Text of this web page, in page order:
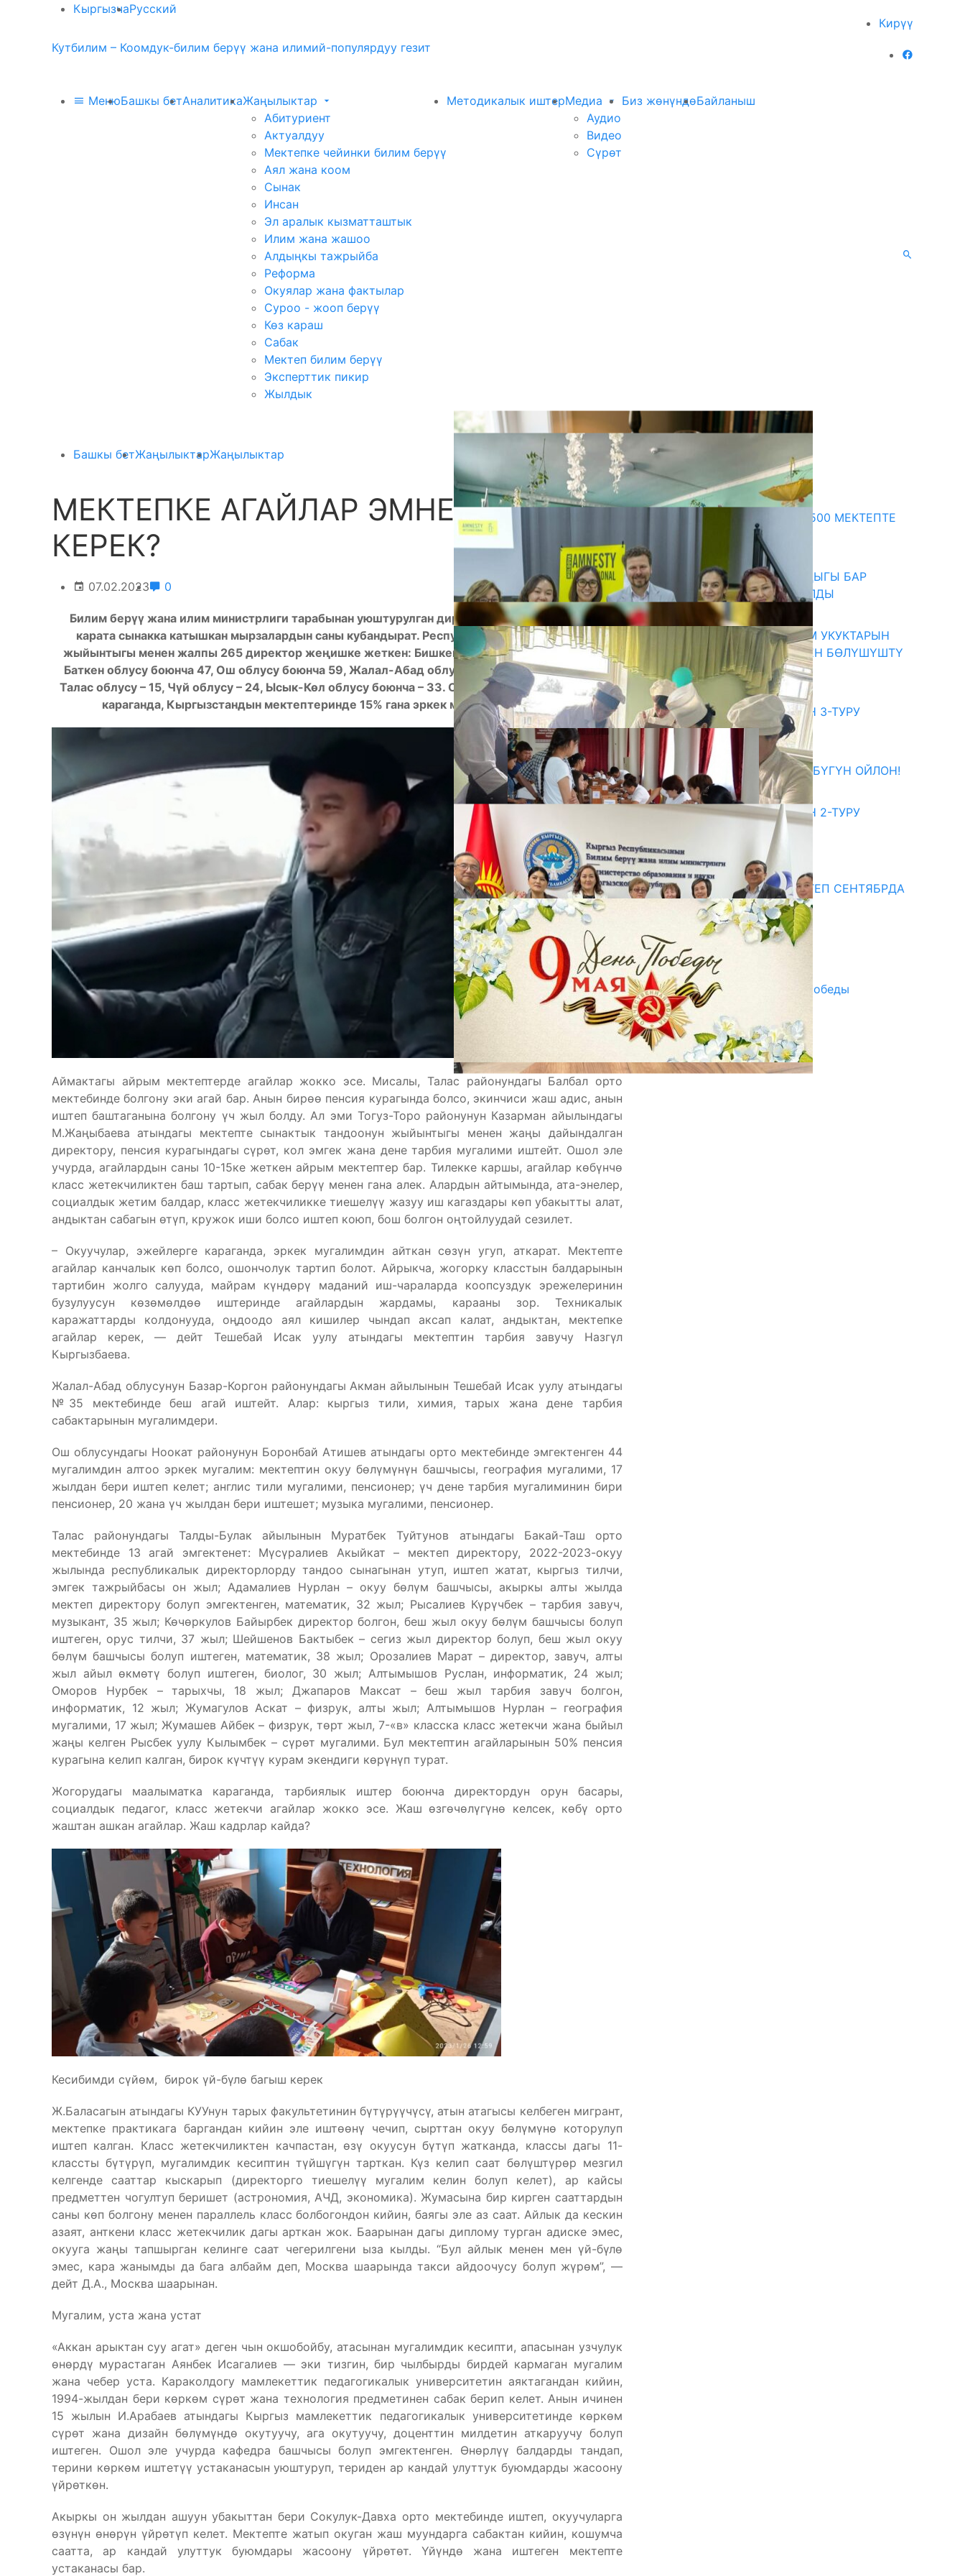
КыргызчаРусский
Кирүү
Кутбилим – Коомдук-билим берүү жана илимий-популярдуу гезит
МенюБашкы бетАналитикаЖаңылыктар
Абитуриент
Актуалдуу
Мектепке чейинки билим берүү
Аял жана коом
Сынак
Инсан
Эл аралык кызматташтык
Илим жана жашоо
Алдыңкы тажрыйба
Реформа
Окуялар жана фактылар
Суроо - жооп берүү
Көз караш
Сабак
Мектеп билим берүү
Эксперттик пикир
Жылдык
Методикалык иштерМедиа
Аудио
Видео
Сүрөт
Биз жөнүндөБайланыш
Башкы бетЖаңылыктарЖаңылыктар
МЕКТЕПКЕ АГАЙЛАР ЭМНЕ ҮЧҮН
КЕРЕК?
07.02.2023 0
Билим берүү жана илим министрлиги тарабынан уюштурулган директорлук бош орундарга
карата сынакка катышкан мырзалардын саны кубандырат. Республика боюнча сынактын
жыйынтыгы менен жалпы 265 директор жеңишке жеткен: Бишкек шаары – 11, Ош шаары – 1,
Баткен облусу боюнча 47, Ош облусу боюнча 59, Жалал-Абад облусу – 54, Нарын облусу – 21,
Талас облусу – 15, Чүй облусу – 24, Ысык-Көл облусу боюнча – 33. Статистикалык маалыматка
караганда, Кыргызстандын мектептеринде 15% гана эркек мугалим эмгектенет.
Аймактагы айрым мектептерде агайлар жокко эсе. Мисалы, Талас районундагы Балбал орто
мектебинде болгону эки агай бар. Анын бирөө пенсия курагында болсо, экинчиси жаш адис, анын
иштеп баштаганына болгону үч жыл болду. Ал эми Тогуз-Торо районунун Казарман айылындагы
М.Жаңыбаева атындагы мектепте сынактык тандоонун жыйынтыгы менен жаңы дайындалган
директору, пенсия курагындагы сүрөт, кол эмгек жана дене тарбия мугалими иштейт. Ошол эле
учурда, агайлардын саны 10-15ке жеткен айрым мектептер бар. Тилекке каршы, агайлар көбүнчө
класс жетекчиликтен баш тартып, сабак берүү менен гана алек. Алардын айтымында, ата-энелер,
социалдык жетим балдар, класс жетекчиликке тиешелүү жазуу иш кагаздары көп убакытты алат,
андыктан сабагын өтүп, кружок иши болсо иштеп коюп, бош болгон оңтойлуудай сезилет.
– Окуучулар, эжейлерге караганда, эркек мугалимдин айткан сөзүн угуп, аткарат. Мектепте
агайлар канчалык көп болсо, ошончолук тартип болот. Айрыкча, жогорку класстын балдарынын
тартибин жолго салууда, майрам күндөрү маданий иш-чараларда коопсуздук эрежелеринин
бузулуусун көзөмөлдөө иштеринде агайлардын жардамы, карааны зор. Техникалык
каражаттарды колдонууда, оңдоодо аял кишилер чындап аксап калат, андыктан, мектепке
агайлар керек, — дейт Тешебай Исак уулу атындагы мектептин тарбия завучу Назгүл
Кыргызбаева.
Жалал-Абад облусунун Базар-Коргон районундагы Акман айылынын Тешебай Исак уулу атындагы
№35 мектебинде беш агай иштейт. Алар: кыргыз тили, химия, тарых жана дене тарбия
сабактарынын мугалимдери.
Ош облусундагы Ноокат районунун Боронбай Атишев атындагы орто мектебинде эмгектенген 44
мугалимдин алтоо эркек мугалим: мектептин окуу бөлүмүнүн башчысы, география мугалими, 17
жылдан бери иштеп келет; англис тили мугалими, пенсионер; үч дене тарбия мугалиминин бири
пенсионер, 20 жана үч жылдан бери иштешет; музыка мугалими, пенсионер.
Талас районундагы Талды-Булак айылынын Муратбек Туйтунов атындагы Бакай-Таш орто
мектебинде 13 агай эмгектенет: Мүсүралиев Акыйкат – мектеп директору, 2022-2023-окуу
жылында республикалык директорлорду тандоо сынагынан утуп, иштеп жатат, кыргыз тилчи,
эмгек тажрыйбасы он жыл; Адамалиев Нурлан – окуу бөлүм башчысы, акыркы алты жылда
мектеп директору болуп эмгектенген, математик, 32 жыл; Рысалиев Күрүчбек – тарбия завуч,
музыкант, 35 жыл; Көчөркулов Байырбек директор болгон, беш жыл окуу бөлүм башчысы болуп
иштеген, орус тилчи, 37 жыл; Шейшенов Бактыбек – сегиз жыл директор болуп, беш жыл окуу
бөлүм башчысы болуп иштеген, математик, 38 жыл; Орозалиев Марат – директор, завуч, алты
жыл айыл өкмөтү болуп иштеген, биолог, 30 жыл; Алтымышов Руслан, информатик, 24 жыл;
Оморов Нурбек – тарыхчы, 18 жыл; Джапаров Максат – беш жыл тарбия завуч болгон,
информатик, 12 жыл; Жумагулов Аскат – физрук, алты жыл; Алтымышов Нурлан – география
мугалими, 17 жыл; Жумашев Айбек – физрук, төрт жыл, 7-«в» класска класс жетекчи жана быйыл
жаңы келген Рысбек уулу Кылымбек – сүрөт мугалими. Бул мектептин агайларынын 50% пенсия
курагына келип калган, бирок күчтүү курам экендиги көрүнүп турат.
Жогорудагы маалыматка караганда, тарбиялык иштер боюнча директордун орун басары,
социалдык педагог, класс жетекчи агайлар жокко эсе. Жаш өзгөчөлүгүнө келсек, көбү орто
жаштан ашкан агайлар. Жаш кадрлар кайда?
Кесибимди сүйөм, бирок үй-бүлө багыш керек
Ж.Баласагын атындагы КУУнун тарых факультетинин бүтүрүүчүсү, атын атагысы келбеген мигрант,
мектепке практикага баргандан кийин эле иштөөнү чечип, сырттан окуу бөлүмүнө которулуп
иштеп калган. Класс жетекчиликтен качпастан, өзү окуусун бүтүп жатканда, классы дагы 11-
классты бүтүрүп, мугалимдик кесиптин түйшүгүн тарткан. Күз келип саат бөлүштүрөр мезгил
келгенде сааттар кыскарып (директорго тиешелүү мугалим келин болуп келет), ар кайсы
предметтен чогултуп беришет (астрономия, АЧД, экономика). Жумасына бир кирген сааттардын
саны көп болгону менен параллель класс болбогондон кийин, баягы эле аз саат. Айлык да кескин
азаят, анткени класс жетекчилик дагы арткан жок. Баарынан дагы диплому турган адиске эмес,
окууга жаңы тапшырган келинге саат чегерилгени ыза кылды. “Бул айлык менен мен үй-бүлө
эмес, кара жанымды да бага албайм деп, Москва шаарында такси айдоочусу болуп жүрөм”, —
дейт Д.А., Москва шаарынан.
Мугалим, уста жана устат
«Аккан арыктан суу агат» деген чын окшобойбу, атасынан мугалимдик кесипти, апасынан узчулук
өнөрдү мурастаган Аянбек Исагалиев — эки тизгин, бир чылбырды бирдей кармаган мугалим
жана чебер уста. Караколдогу мамлекеттик педагогикалык университетин аяктагандан кийин,
1994-жылдан бери көркөм сүрөт жана технология предметинен сабак берип келет. Анын ичинен
15 жылын И.Арабаев атындагы Кыргыз мамлекеттик педагогикалык университетинде көркөм
сүрөт жана дизайн бөлүмүндө окутуучу, ага окутуучу, доценттин милдетин аткаруучу болуп
иштеген. Ошол эле учурда кафедра башчысы болуп эмгектенген. Өнөрлүү балдарды тандап,
терини көркөм иштетүү устаканасын уюштуруп, териден ар кандай улуттук буюмдарды жасоону
үйрөткөн.
Акыркы он жылдан ашуун убакыттан бери Сокулук-Давха орто мектебинде иштеп, окуучуларга
өзүнүн өнөрүн үйрөтүп келет. Мектепте жатып окуган жаш муундарга сабактан кийин, кошумча
саатта, ар кандай улуттук буюмдары жасоону үйрөтөт. Үйүндө жана иштеген мектепте
устаканасы бар.
Акыркы жаңылыктар
ПРЕЗИДЕНТТИН ЖАРЛЫГЫ: 500 МЕКТЕПТЕ
ШАХМАТ ИЙРИМИ АЧЫЛАТ
06.08.2026
СҮЛҮКТҮ: ӨЗГӨЧӨ МУКТАЖДЫГЫ БАР
БАЛДАР ҮЧҮН БОРБОР АЧЫЛДЫ
06.08.2026
КЫРГЫЗ ЭКСПЕРТТЕРИ АДАМ УКУКТАРЫН
ОКУТУУ ТАЖРЫЙБАСЫ МЕНЕН БӨЛҮШҮШТҮ
06.08.2026
Абитуриент
ЖОЖДОРГО КАБЫЛ АЛУУНУН 3-ТУРУ
БАШТАЛДЫ
27.07.2026
ӨЗҮҢДҮН КЕЛЕЧЕГИҢ ҮЧҮН БҮГҮН ОЙЛОН!
20.07.2026
ЖОЖДОРГО КАБЫЛ АЛУУНУН 2-ТУРУ
20.07.2026
Медиа
СУЗАКТА 750 ОРУНДУУ МЕКТЕП СЕНТЯБРДА
ПАЙДАЛАНУУГА БЕРИЛЕТ
07.08.2025
Улуу Жеңиштин жандуу сөзү
29.04.2025
Награды в преддверии Дня Победы
29.04.2025